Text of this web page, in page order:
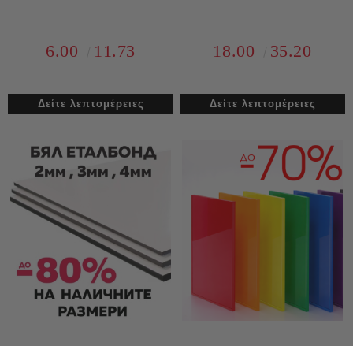
6.00 11.73
Δείτε λεπτομέρειες
18.00 35.20
Δείτε λεπτομέρειες